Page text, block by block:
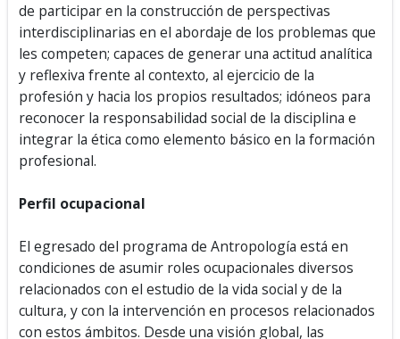
de participar en la construcción de perspectivas
interdisciplinarias en el abordaje de los problemas que
les competen; capaces de generar una actitud analítica
y reflexiva frente al contexto, al ejercicio de la
profesión y hacia los propios resultados; idóneos para
reconocer la responsabilidad social de la disciplina e
integrar la ética como elemento básico en la formación
profesional.
Perfil ocupacional
El egresado del programa de Antropología está en
condiciones de asumir roles ocupacionales diversos
relacionados con el estudio de la vida social y de la
cultura, y con la intervención en procesos relacionados
con estos ámbitos. Desde una visión global, las